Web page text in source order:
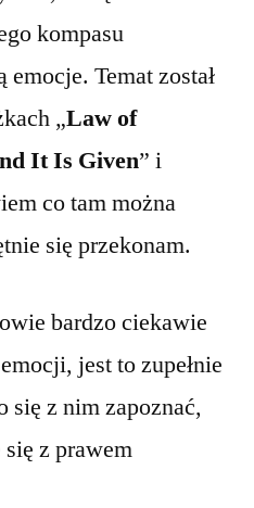
kompasu
Temat został
„Law of
It Is Given” i
co tam można
się przekonam.
bardzo ciekawie
jest to zupełnie
się z nim zapoznać,
się z prawem